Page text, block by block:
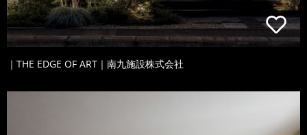
｜THE EDGE OF ART｜南九施設株式会社